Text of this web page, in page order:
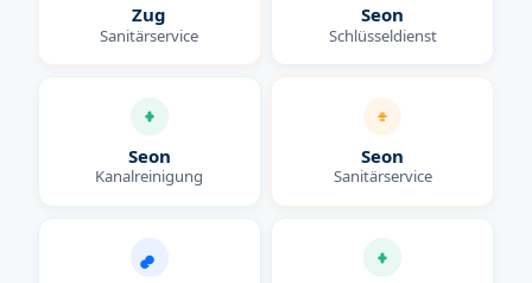
Zug
Sanitärservice
Seon
Schlüsseldienst
Seon
Kanalreinigung
Seon
Sanitärservice